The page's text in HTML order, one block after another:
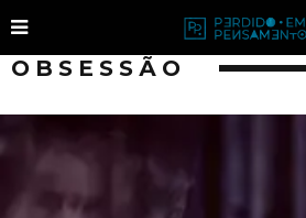
OBSESSÃO